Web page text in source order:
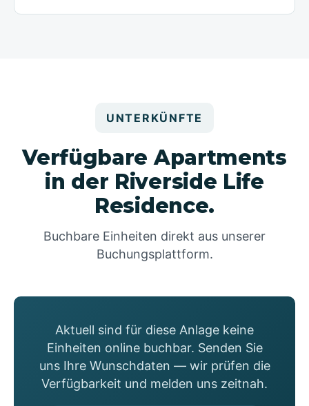
UNTERKÜNFTE
Verfügbare Apartments
in der Riverside Life
Residence.
Buchbare Einheiten direkt aus unserer
Buchungsplattform.
Aktuell sind für diese Anlage keine
Einheiten online buchbar. Senden Sie
uns Ihre Wunschdaten — wir prüfen die
Verfügbarkeit und melden uns zeitnah.